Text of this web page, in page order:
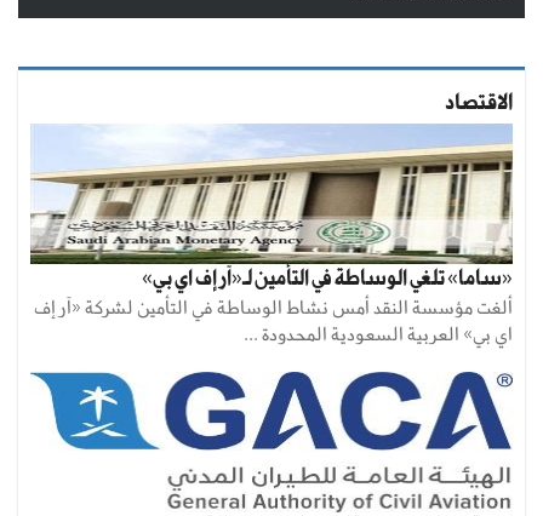
الاقتصاد
«ساما» تلغي الوساطة في التأمين لـ«آر إف اي بي»
ألغت مؤسسة النقد أمس نشاط الوساطة في التأمين لشركة «آر إف
اي بي» العربية السعودية المحدودة ...